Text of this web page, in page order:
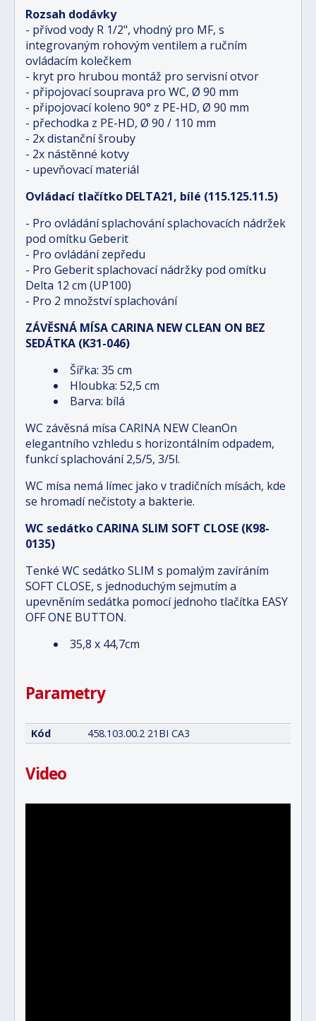
Rozsah dodávky
- přívod vody R 1/2", vhodný pro MF, s
integrovaným rohovým ventilem a ručním
ovládacím kolečkem
- kryt pro hrubou montáž pro servisní otvor
- připojovací souprava pro WC, Ø 90 mm
- připojovací koleno 90° z PE-HD, Ø 90 mm
- přechodka z PE-HD, Ø 90 / 110 mm
- 2x distanční šrouby
- 2x nástěnné kotvy
- upevňovací materiál
Ovládací tlačítko DELTA21, bílé (115.125.11.5)
- Pro ovládání splachování splachovacích nádržek
pod omítku Geberit
- Pro ovládání zepředu
- Pro Geberit splachovací nádržky pod omítku
Delta 12 cm (UP100)
- Pro 2 množství splachování
ZÁVĚSNÁ MÍSA CARINA NEW CLEAN ON BEZ
SEDÁTKA (K31-046)
Šířka: 35 cm
Hloubka: 52,5 cm
Barva: bílá
WC závěsná mísa CARINA NEW CleanOn
elegantního vzhledu s horizontálním odpadem,
funkcí splachování 2,5/5, 3/5l.
WC mísa nemá límec jako v tradičních mísách, kde
se hromadí nečistoty a bakterie.
WC sedátko CARINA SLIM SOFT CLOSE (K98-
0135)
Tenké WC sedátko SLIM s pomalým zavíráním
SOFT CLOSE, s jednoduchým sejmutím a
upevněním sedátka pomocí jednoho tlačítka EASY
OFF ONE BUTTON.
35,8 x 44,7cm
Parametry
Kód 458.103.00.2 21BI CA3
Video